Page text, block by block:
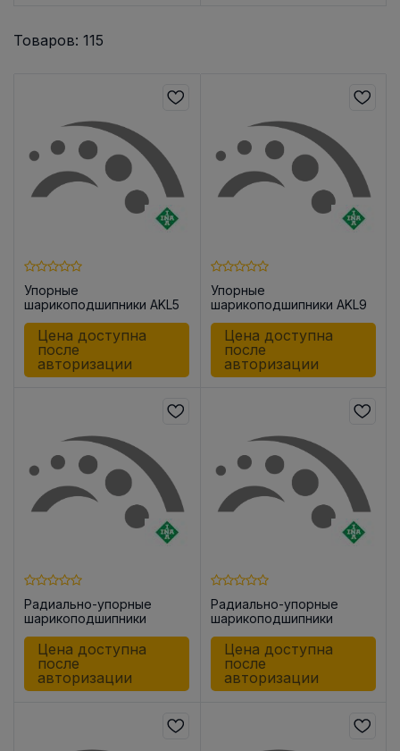
Товаров: 115
Упорные
шарикоподшипники AKL5
Цена доступна
после
авторизации
Упорные
шарикоподшипники AKL9
Цена доступна
после
авторизации
Радиально-упорные
шарикоподшипники
ZKLR0624 -2Z
Цена доступна
после
авторизации
Радиально-упорные
шарикоподшипники
ZKLR1035 -2Z
Цена доступна
после
авторизации